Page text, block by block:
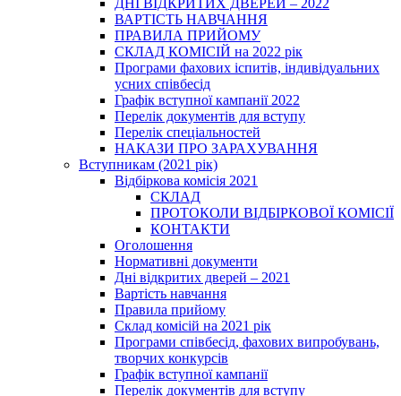
ДНІ ВІДКРИТИХ ДВЕРЕЙ – 2022
ВАРТІСТЬ НАВЧАННЯ
ПРАВИЛА ПРИЙОМУ
СКЛАД КОМІСІЙ на 2022 рік
Програми фахових іспитів, індивідуальних
усних співбесід
Графік вступної кампанії 2022
Перелік документів для вступу
Перелік спеціальностей
НАКАЗИ ПРО ЗАРАХУВАННЯ
Вступникам (2021 рік)
Відбіркова комісія 2021
СКЛАД
ПРОТОКОЛИ ВІДБІРКОВОЇ КОМІСІЇ
КОНТАКТИ
Оголошення
Нормативні документи
Дні відкритих дверей – 2021
Вартість навчання
Правила прийому
Склад комісій на 2021 рік
Програми співбесід, фахових випробувань,
творчих конкурсів
Графік вступної кампанії
Перелік документів для вступу